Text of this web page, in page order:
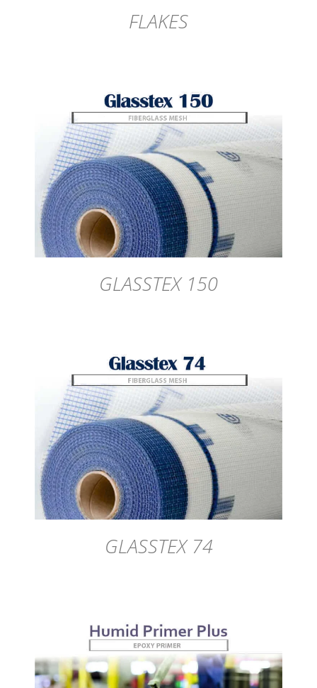
FLAKES
DÉTAILS
GLASSTEX 150
DÉTAILS
GLASSTEX 74